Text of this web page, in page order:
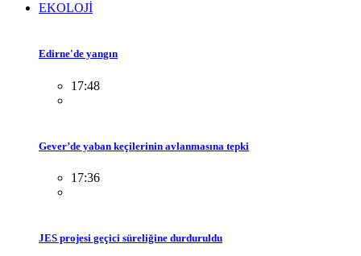
EKOLOJİ
Edirne'de yangın
17:48
Gever’de yaban keçilerinin avlanmasına tepki
17:36
JES projesi geçici süreliğine durduruldu